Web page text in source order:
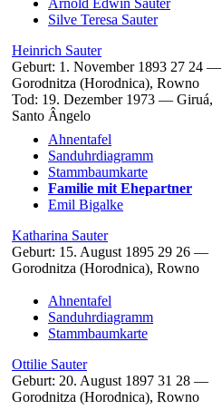
Silve Teresa Sauter
Heinrich Sauter
Geburt: 1. November 1893 27 24 —
Gorodnitza (Horodnica), Rowno
Tod: 19. Dezember 1973 — Giruá,
Santo Ângelo
Ahnentafel
Sanduhrdiagramm
Stammbaumkarte
Familie mit Ehepartner
Emil Bigalke
Katharina Sauter
Geburt: 15. August 1895 29 26 —
Gorodnitza (Horodnica), Rowno
Ahnentafel
Sanduhrdiagramm
Stammbaumkarte
Ottilie Sauter
Geburt: 20. August 1897 31 28 —
Gorodnitza (Horodnica), Rowno